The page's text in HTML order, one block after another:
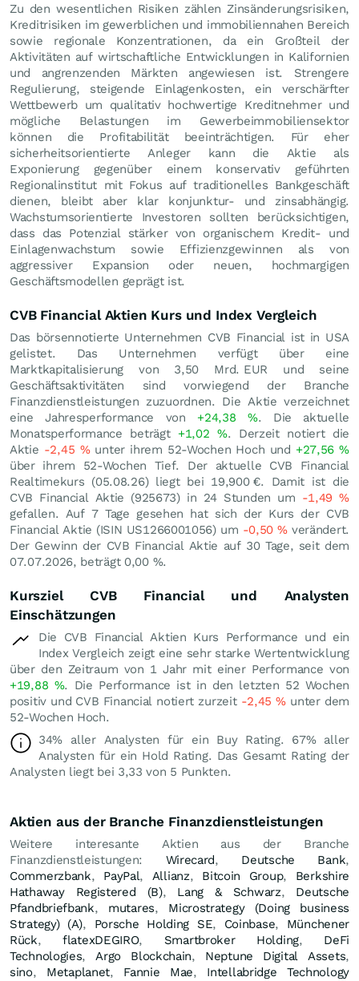
Zu den wesentlichen Risiken zählen Zinsänderungsrisiken,
Kreditrisiken im gewerblichen und immobiliennahen Bereich
sowie regionale Konzentrationen, da ein Großteil der
Aktivitäten auf wirtschaftliche Entwicklungen in Kalifornien
und angrenzenden Märkten angewiesen ist. Strengere
Regulierung, steigende Einlagenkosten, ein verschärfter
Wettbewerb um qualitativ hochwertige Kreditnehmer und
mögliche Belastungen im Gewerbeimmobiliensektor
können die Profitabilität beeinträchtigen. Für eher
sicherheitsorientierte Anleger kann die Aktie als
Exponierung gegenüber einem konservativ geführten
Regionalinstitut mit Fokus auf traditionelles Bankgeschäft
dienen, bleibt aber klar konjunktur- und zinsabhängig.
Wachstumsorientierte Investoren sollten berücksichtigen,
dass das Potenzial stärker von organischem Kredit- und
Einlagenwachstum sowie Effizienzgewinnen als von
aggressiver Expansion oder neuen, hochmargigen
Geschäftsmodellen geprägt ist.
CVB Financial Aktien Kurs und Index Vergleich
Das börsennotierte Unternehmen CVB Financial ist in USA
gelistet. Das Unternehmen verfügt über eine
Marktkapitalisierung von 3,50 Mrd. EUR und seine
Geschäftsaktivitäten sind vorwiegend der Branche
Finanzdienstleistungen zuzuordnen. Die Aktie verzeichnet
eine Jahresperformance von +24,38 %. Die aktuelle
Monatsperformance beträgt +1,02%. Derzeit notiert die
Aktie -2,45 %unter ihrem 52-Wochen Hoch und +27,56%
über ihrem 52-Wochen Tief. Der aktuelle CVB Financial
Realtimekurs (05.08.26) liegt bei 19,900 €. Damit ist die
CVB Financial Aktie (925673) in 24 Stunden um -1,49%
gefallen. Auf 7 Tage gesehen hat sich der Kurs der CVB
Financial Aktie (ISIN US1266001056) um -0,50%verändert.
Der Gewinn der CVB Financial Aktie auf 30 Tage, seit dem
07.07.2026, beträgt 0,00 %.
Kursziel CVB Financial und Analysten
Einschätzungen
Die CVB Financial Aktien Kurs Performance und ein
Index Vergleich zeigt eine sehr starke Wertentwicklung
über den Zeitraum von 1 Jahr mit einer Performance von
+19,88 %. Die Performance ist in den letzten 52 Wochen
positiv und CVB Financial notiert zurzeit -2,45%unter dem
52-Wochen Hoch.
34% aller Analysten für ein Buy Rating. 67% aller
Analysten für ein Hold Rating. Das Gesamt Rating der
Analysten liegt bei 3,33 von 5 Punkten.
Aktien aus der Branche Finanzdienstleistungen
Weitere interesante Aktien aus der Branche
Finanzdienstleistungen: Wirecard, Deutsche Bank,
Commerzbank, PayPal, Allianz, Bitcoin Group, Berkshire
Hathaway Registered (B), Lang & Schwarz, Deutsche
Pfandbriefbank, mutares, Microstrategy (Doing business
Strategy) (A), Porsche Holding SE, Coinbase, Münchener
Rück,flatexDEGIRO, Smartbroker Holding, DeFi
Technologies,Argo Blockchain, Neptune Digital Assets,
sino, Metaplanet, Fannie Mae, Intellabridge Technology